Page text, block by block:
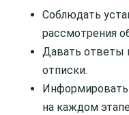
Соблюдать
рассмотрения
Давать ответы
отписки.
Информировать
на каждом